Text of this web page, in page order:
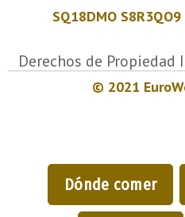
SQ18DMO
Derechos de
© 2021
Dónde comer